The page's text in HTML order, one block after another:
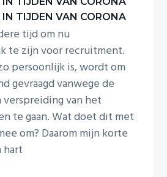
IN TIJDEN VAN CORONA
tijd om nu
te zijn voor recruitment.
persoonlijk is, wordt om
gevraagd vanwege de
verspreiding van het
te gaan. Wat doet dit met
om? Daarom mijn korte
hart